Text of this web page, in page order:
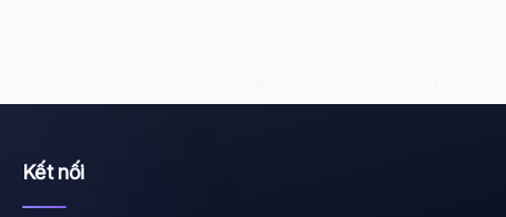
Kết nối